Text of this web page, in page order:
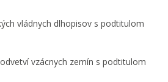
vládnych dlhopisov s podtitulom
vzácnych zemín s podtitulom